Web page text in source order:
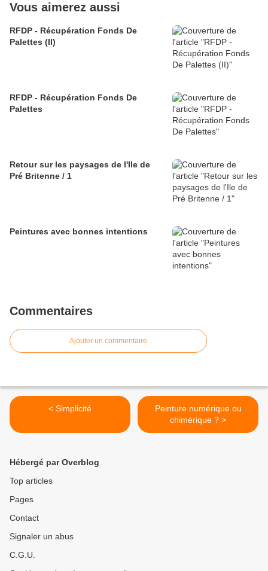
Vous aimerez aussi
RFDP - Récupération Fonds De
Palettes (II)
RFDP - Récupération Fonds De
Palettes
Retour sur les paysages de l'Ile de
Pré Britenne / 1
Peintures avec bonnes intentions
Commentaires
Ajouter un commentaire
< Simplicité
Peinture numérique ou
chimérique ? >
Hébergé par Overblog
Top articles
Pages
Contact
Signaler un abus
C.G.U.